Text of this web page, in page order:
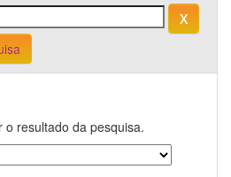
o resultado da pesquisa.